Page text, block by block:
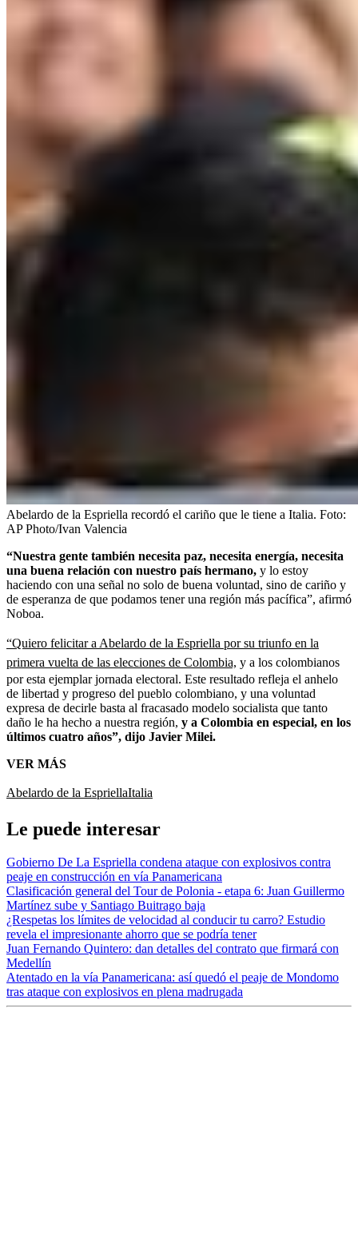
Abelardo de la Espriella recordó el cariño que le tiene a Italia. Foto:
AP Photo/Ivan Valencia
“Nuestra gente también necesita paz, necesita energía, necesita
una buena relación con nuestro país hermano, y lo estoy
haciendo con una señal no solo de buena voluntad, sino de cariño y
de esperanza de que podamos tener una región más pacífica”, afirmó
Noboa.
“Quiero felicitar a Abelardo de la Espriella por su triunfo en la
primera vuelta de las elecciones de Colombia, y a los colombianos
por esta ejemplar jornada electoral. Este resultado refleja el anhelo
de libertad y progreso del pueblo colombiano, y una voluntad
expresa de decirle basta al fracasado modelo socialista que tanto
daño le ha hecho a nuestra región, y a Colombia en especial, en los
últimos cuatro años”, dijo Javier Milei.
VER MÁS
Abelardo de la EspriellaItalia
Le puede interesar
Gobierno De La Espriella condena ataque con explosivos contra
peaje en construcción en vía Panamericana
Clasificación general del Tour de Polonia - etapa 6: Juan Guillermo
Martínez sube y Santiago Buitrago baja
¿Respetas los límites de velocidad al conducir tu carro? Estudio
revela el impresionante ahorro que se podría tener
Juan Fernando Quintero: dan detalles del contrato que firmará con
Medellín
Atentado en la vía Panamericana: así quedó el peaje de Mondomo
tras ataque con explosivos en plena madrugada